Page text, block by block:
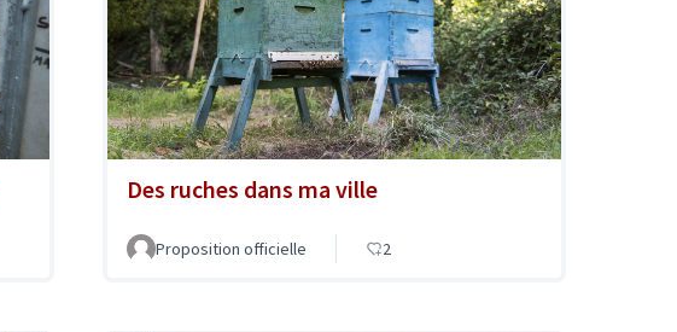
Des ruches dans ma ville
Proposition officielle 2